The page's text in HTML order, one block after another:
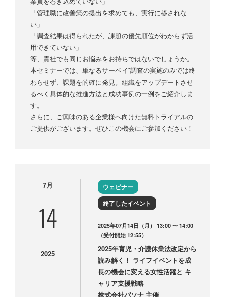
「管理職に改善策の提出を求めても、実行に移されな
い」
「調査結果は得られたが、課題の優先順位がわからず活
用できていない」
等、貴社でも同じお悩みをお持ちではないでしょうか。
本セミナーでは、単なるサーベイ⁼調査の実施のみでは終
わらせず、課題を的確に発見。組織をアップデートさせ
るべく具体的な推進方法と成功事例の一例をご紹介しま
す。
さらに、ご興味のある企業様へ向けた無料トライアルの
ご提供がございます。ぜひこの機会にご参加ください！
7月
14
2025
ウェビナー
終了したイベント
2025年07月14日（月） 13:00 〜 14:00
（受付開始 12:55）
2025年育児・介護休業法改定から
読み解く！ ライフイベントを成
長の機会に変える女性活躍と キ
ャリア支援戦略
株式会社パソナ 主催